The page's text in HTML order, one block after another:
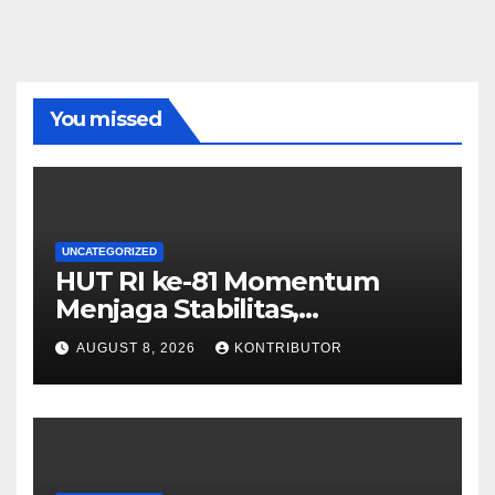
You missed
UNCATEGORIZED
HUT RI ke-81 Momentum
Menjaga Stabilitas,
Keamanan, dan Optimisme
AUGUST 8, 2026 KONTRIBUTOR